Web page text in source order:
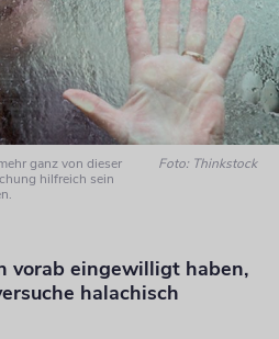
ganz von dieser
hilfreich sein
Foto: Thinkstock
vorab eingewilligt haben,
halachisch